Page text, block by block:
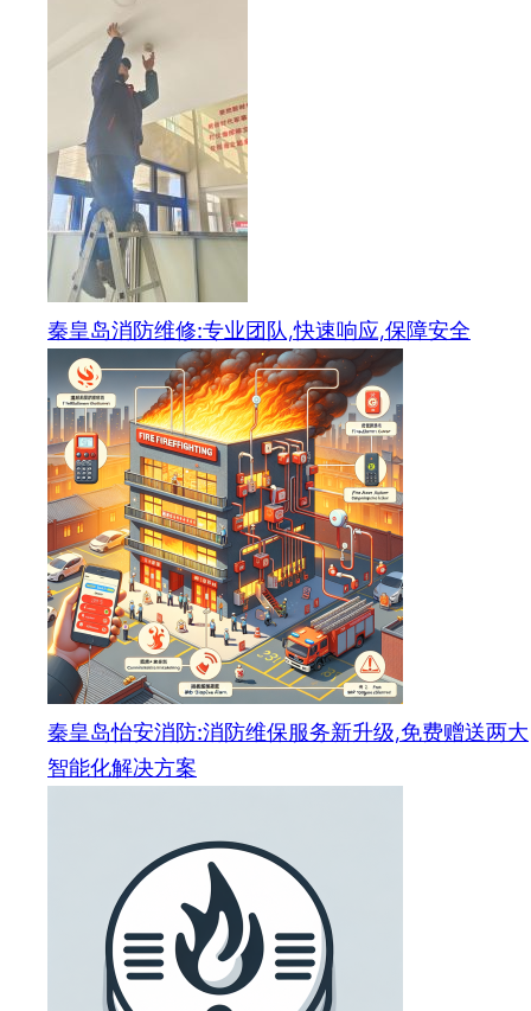
秦皇岛消防维修:专业团队,快速响应,保障安全
秦皇岛怡安消防:消防维保服务新升级,免费赠送两大
智能化解决方案